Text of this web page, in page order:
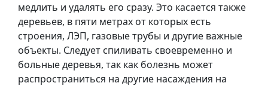
медлить и удалять его сразу. Это касается также
деревьев, в пяти метрах от которых есть
строения, ЛЭП, газовые трубы и другие важные
объекты. Следует спиливать своевременно и
больные деревья, так как болезнь может
распространиться на другие насаждения на